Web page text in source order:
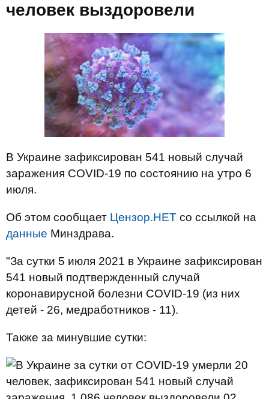
человек выздоровели
В Украине зафиксирован 541 новый случай
заражения COVID-19 по состоянию на утро 6
июля.
Об этом сообщает Цензор.НЕТ со ссылкой на
данные Минздрава.
"За сутки 5 июля 2021 в Украине зафиксирован
541 новый подтвержденный случай
коронавирусной болезни COVID-19 (из них
детей - 26, медработников - 11).
Также за минувшие сутки: